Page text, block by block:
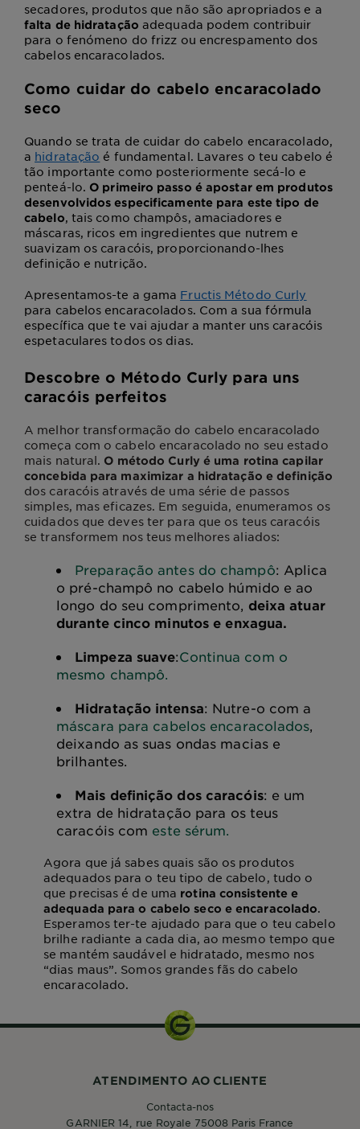
secadores, produtos que não são apropriados e a
falta de hidratação adequada podem contribuir
para o fenómeno do frizz ou encrespamento dos
cabelos encaracolados.
Como cuidar do cabelo encaracolado
seco
Quando se trata de cuidar do cabelo encaracolado,
a hidratação é fundamental. Lavares o teu cabelo é
tão importante como posteriormente secá-lo e
penteá-lo. O primeiro passo é apostar em produtos
desenvolvidos especificamentepara este tipo de
cabelo, tais como champôs, amaciadores e
máscaras, ricos em ingredientes que nutrem e
suavizam os caracóis, proporcionando-lhes
definição e nutrição.
Apresentamos-te a gama Fructis Método Curly
para cabelos encaracolados. Com a sua fórmula
específica que te vai ajudar a manter uns caracóis
espetaculares todos os dias.
Descobre o Método Curly para uns
caracóis perfeitos
A melhor transformação do cabelo encaracolado
começa com o cabelo encaracolado no seu estado
mais natural. O método Curly é uma rotina capilar
concebida para maximizar a hidratação e definição
dos caracóis através de uma série de passos
simples, mas eficazes. Em seguida, enumeramos os
cuidados que deves ter para que os teus caracóis
setransformem nos teus melhores aliados:
Preparação antes do champô: Aplica
o pré-champô no cabelo húmido e ao
longo do seu comprimento, deixa atuar
durante cinco minutos e enxagua.
Limpeza suave:Continua com o
mesmo champô.
Hidratação intensa: Nutre-o com a
máscara para cabelos encaracolados
deixando as suas ondas macias e
brilhantes.
Mais definição dos caracóis: e um
extra de hidratação para os teus
caracóis com este sérum.
Agora que já sabes quais são os produtos
adequados para o teu tipo de cabelo, tudo o
que precisas é de uma rotina consistente e
adequada para o cabelo seco e encaracolado.
Esperamos ter-te ajudado para que o teu cabelo
brilhe radiante a cada dia, ao mesmo tempo que
se mantém saudável e hidratado, mesmo nos
“dias maus”. Somos grandes fãs do cabelo
encaracolado.
ATENDIMENTO AO CLIENTE
Contacta-nos
GARNIER 14, rue Royale 75008 Paris France